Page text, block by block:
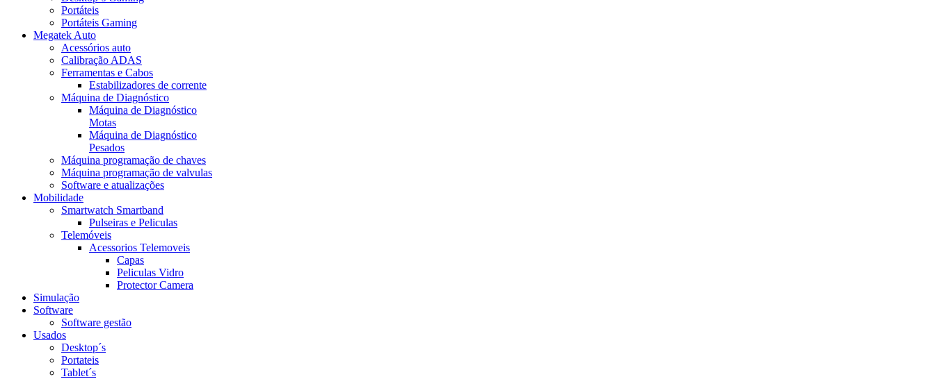
Portáteis
Portáteis Gaming
Megatek Auto
Acessórios auto
Calibração ADAS
Ferramentas e Cabos
Estabilizadores de corrente
Máquina de Diagnóstico
Máquina de Diagnóstico
Motas
Máquina de Diagnóstico
Pesados
Máquina programação de chaves
Máquina programação de valvulas
Software e atualizações
Mobilidade
Smartwatch Smartband
Pulseiras e Peliculas
Telemóveis
Acessorios Telemoveis
Capas
Peliculas Vidro
Protector Camera
Simulação
Software
Software gestão
Usados
Desktop´s
Portateis
Tablet´s